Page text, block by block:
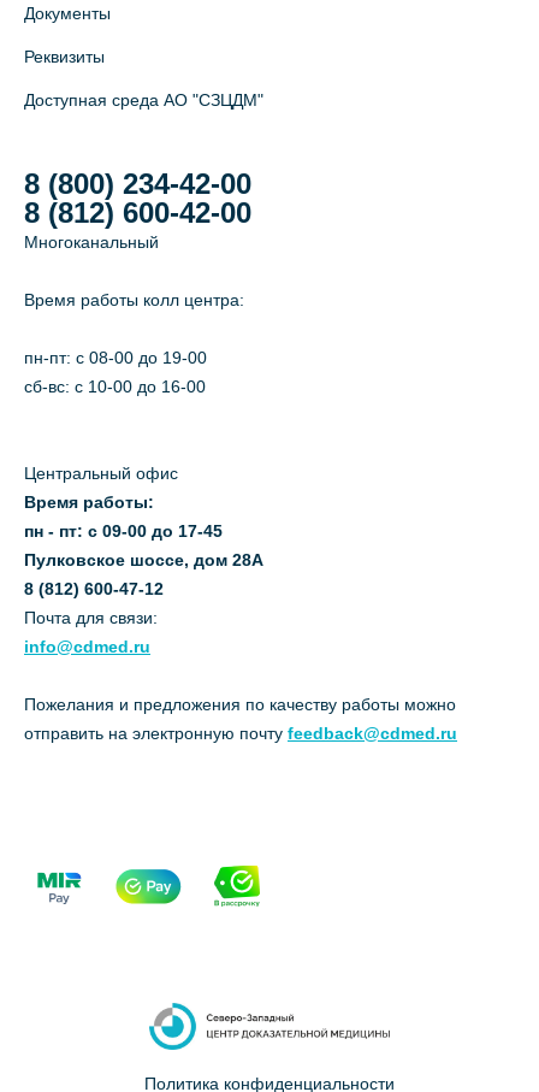
Документы
Реквизиты
Доступная среда АО "СЗЦДМ"
8 (800) 234-42-00
8 (812) 600-42-00
Многоканальный
Время работы колл центра:
пн-пт: c 08-00 до 19-00
сб-вс: с 10-00 до 16-00
Центральный офис
Время работы:
пн - пт: с 09-00 до 17-45
Пулковское шоссе, дом 28А
8 (812) 600-47-12
Почта для связи:
info@cdmed.ru
Пожелания и предложения по качеству работы можно
отправить на электронную почту feedback@cdmed.ru
Политика конфиденциальности